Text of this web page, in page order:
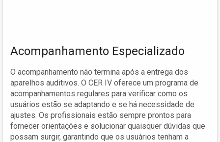
Acompanhamento Especializado
O acompanhamento não termina após a entrega dos
aparelhos auditivos. O CER IV oferece um programa de
acompanhamentos regulares para verificar como os
usuários estão se adaptando e se há necessidade de
ajustes. Os profissionais estão sempre prontos para
fornecer orientações e solucionar quaisquer dúvidas que
possam surgir, garantindo que os usuários tenham a